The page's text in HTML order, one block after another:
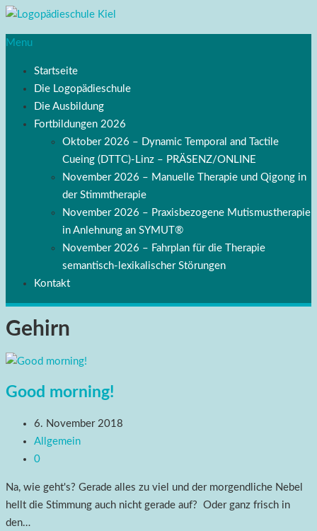
Menu
Startseite
Die Logopädieschule
Die Ausbildung
Fortbildungen 2026
Oktober 2026 – Dynamic Temporal and Tactile
Cueing (DTTC)-Linz – PRÄSENZ/ONLINE
November 2026 – Manuelle Therapie und Qigong in
der Stimmtherapie
November 2026 – Praxisbezogene Mutismustherapie
in Anlehnung an SYMUT®
November 2026 – Fahrplan für die Therapie
semantisch-lexikalischer Störungen
Kontakt
Gehirn
Good morning!
6. November 2018
Allgemein
0
Na, wie geht's? Gerade alles zu viel und der morgendliche Nebel
hellt die Stimmung auch nicht gerade auf? Oder ganz frisch in
den…